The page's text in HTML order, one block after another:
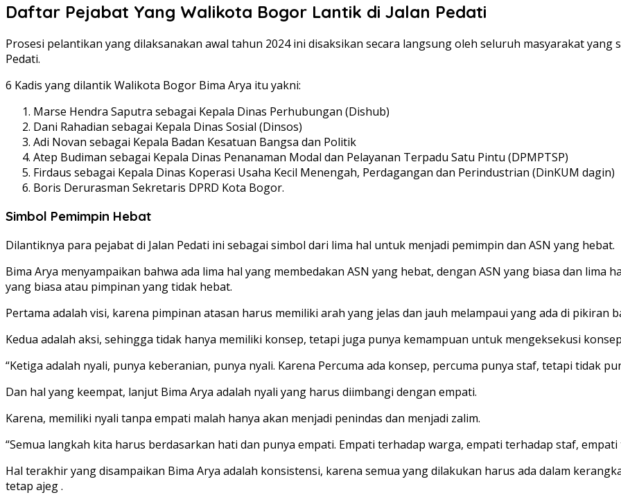
Daftar Pejabat Yang Walikota Bogor Lantik di Jalan Pedati
Prosesi pelantikan yang dilaksanakan awal tahun 2024 ini disaksikan secara langsung oleh seluruh masyarakat yang
Pedati.
6 Kadis yang dilantik Walikota Bogor Bima Arya itu yakni:
Marse Hendra Saputra sebagai Kepala Dinas Perhubungan (Dishub)
Dani Rahadian sebagai Kepala Dinas Sosial (Dinsos)
Adi Novan sebagai Kepala Badan Kesatuan Bangsa dan Politik
Atep Budiman sebagai Kepala Dinas Penanaman Modal dan Pelayanan Terpadu Satu Pintu (DPMPTSP)
Firdaus sebagai Kepala Dinas Koperasi Usaha Kecil Menengah, Perdagangan dan Perindustrian (DinKUM dagin)
Boris Derurasman Sekretaris DPRD Kota Bogor.
Simbol Pemimpin Hebat
Dilantiknya para pejabat di Jalan Pedati ini sebagai simbol dari lima hal untuk menjadi pemimpin dan ASN yang hebat.
Bima Arya menyampaikan bahwa ada lima hal yang membedakan ASN yang hebat, dengan ASN yang biasa dan
yang biasa atau pimpinan yang tidak hebat.
Pertama adalah visi, karena pimpinan atasan harus memiliki arah yang jelas dan jauh melampaui yang ada di pikiran
Kedua adalah aksi, sehingga tidak hanya memiliki konsep, tetapi juga punya kemampuan untuk mengeksekusi
“Ketiga adalah nyali, punya keberanian, punya nyali. Karena Percuma ada konsep, percuma punya staf, tetapi tidak
Dan hal yang keempat, lanjut Bima Arya adalah nyali yang harus diimbangi dengan empati.
Karena, memiliki nyali tanpa empati malah hanya akan menjadi penindas dan menjadi zalim.
“Semua langkah kita harus berdasarkan hati dan punya empati. Empati terhadap warga, empati terhadap staf, empati
Hal terakhir yang disampaikan Bima Arya adalah konsistensi, karena semua yang dilakukan harus ada dalam
tetap ajeg .